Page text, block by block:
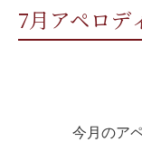
7月アペロ
今月のア